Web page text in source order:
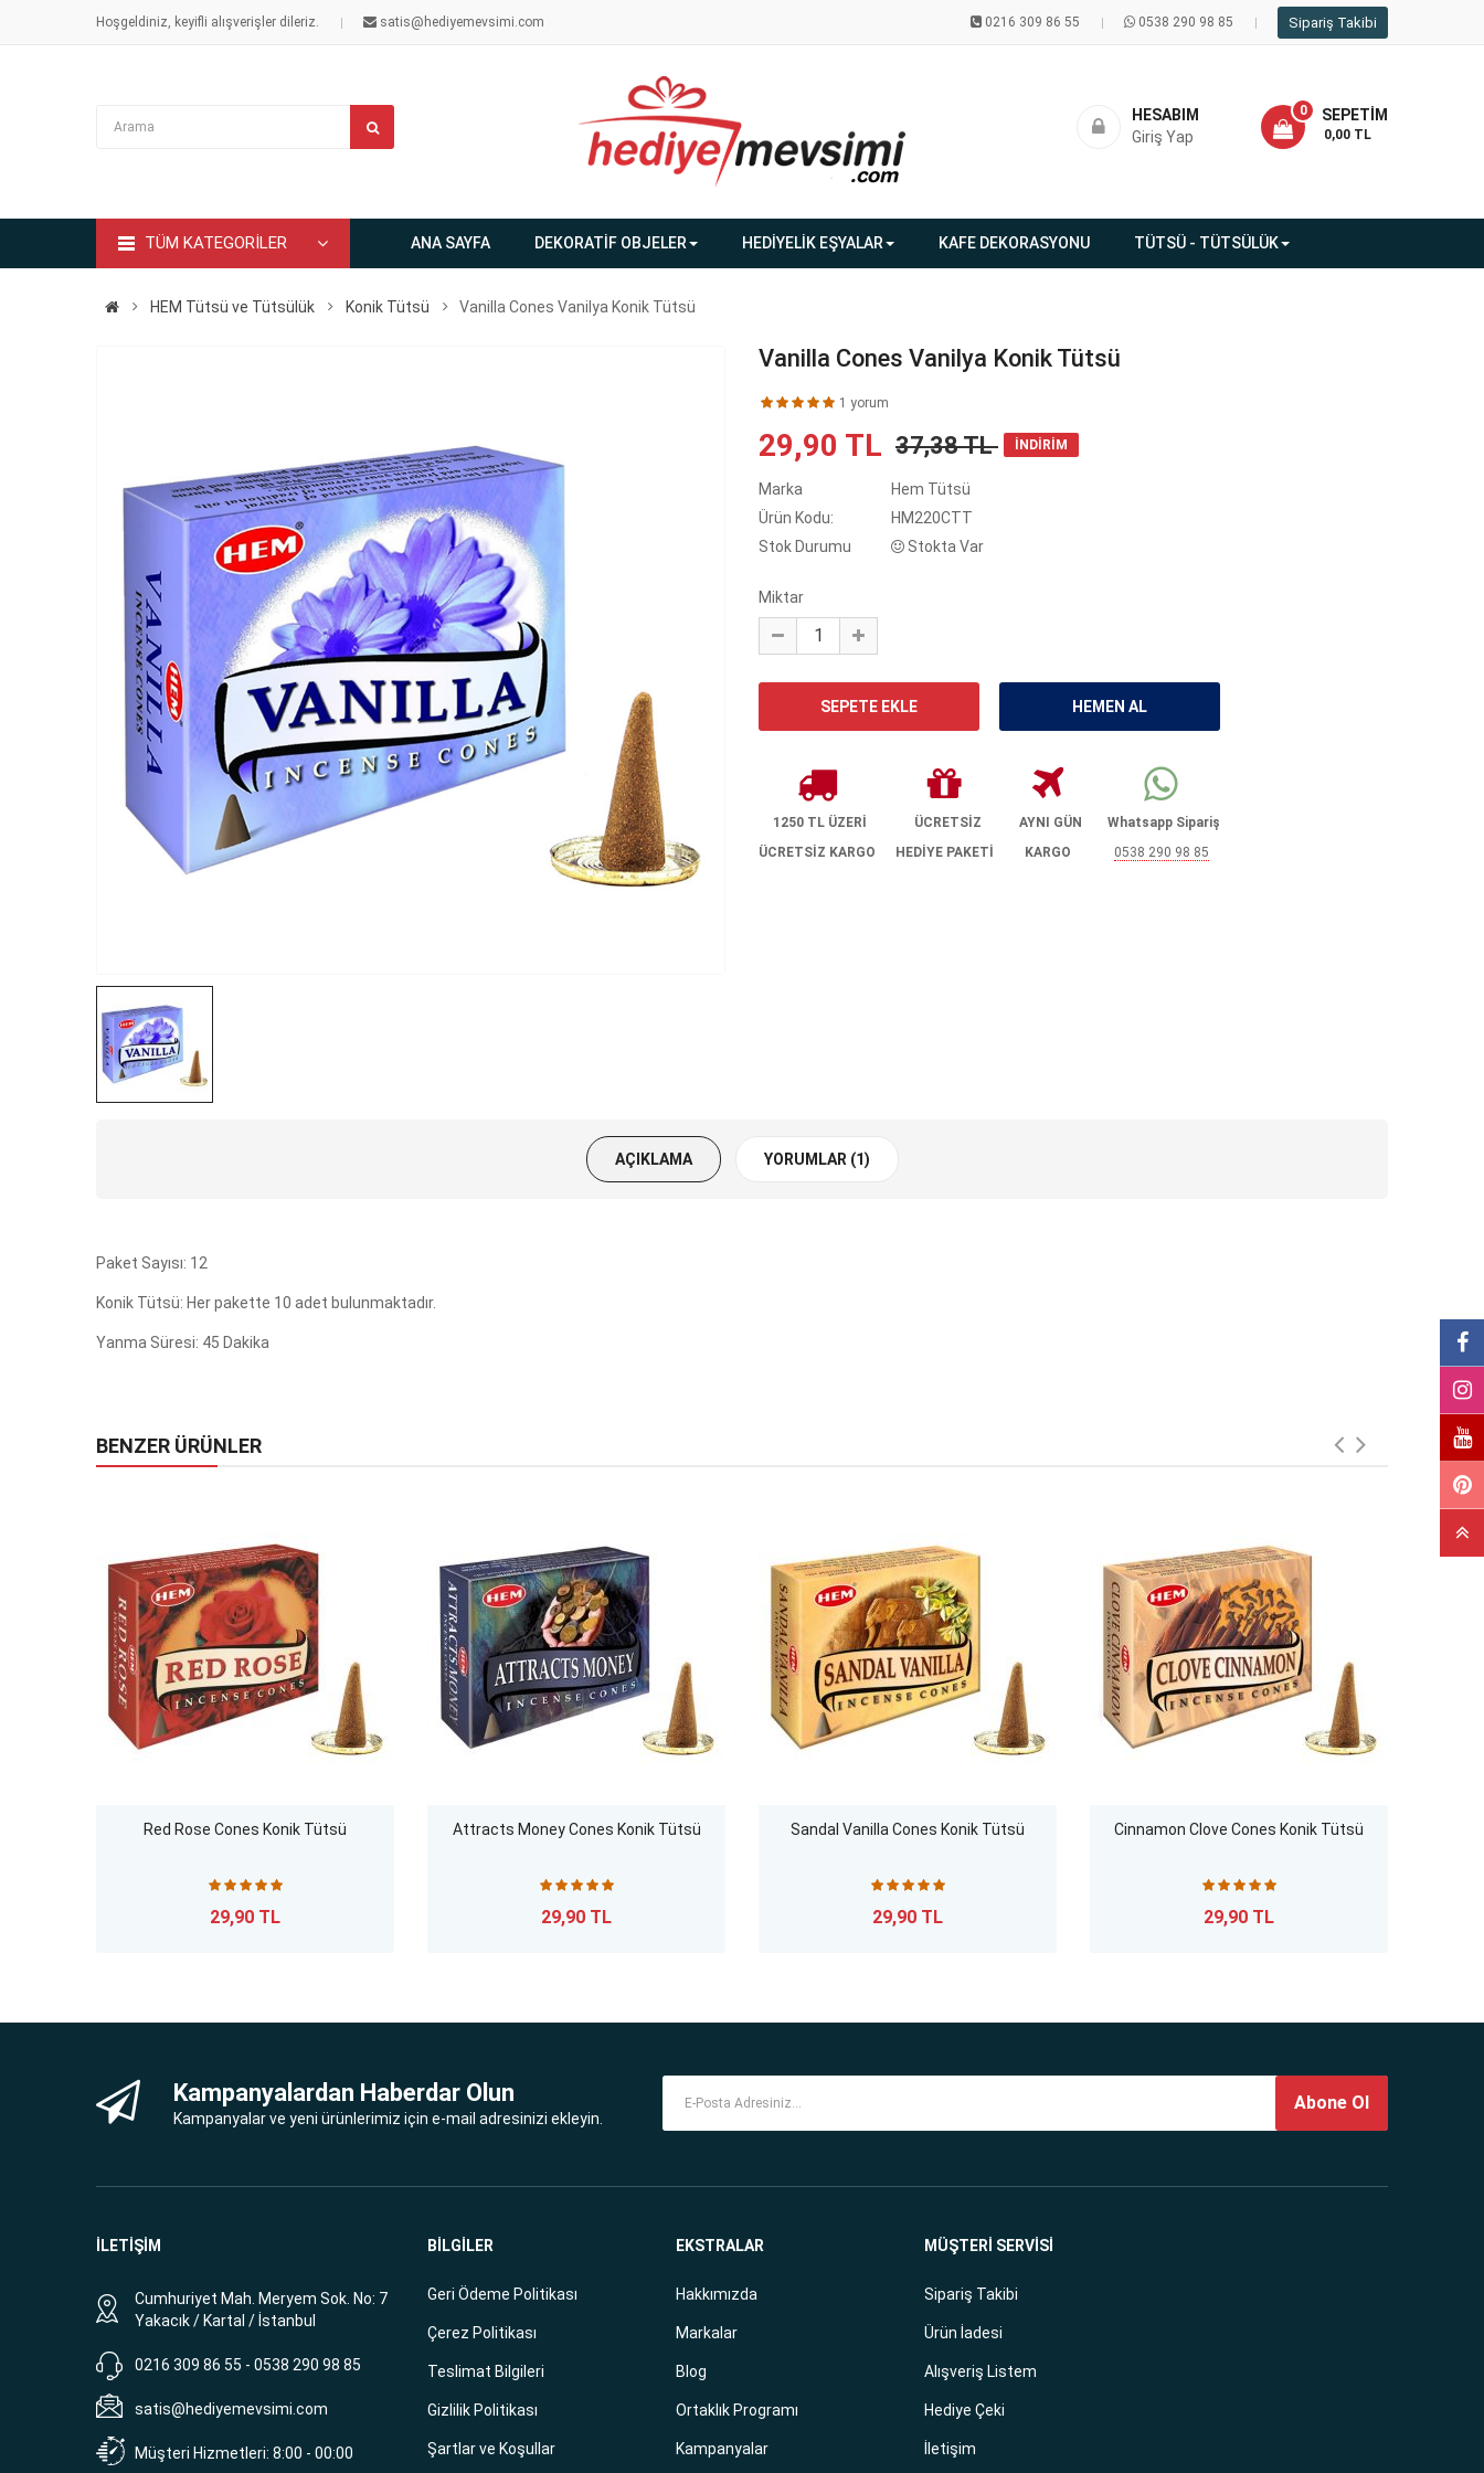
Hoşgeldiniz, keyifli alışverişler dileriz. satis@hediyemevsimi.com 0216 309 86 55 0538 290 98 85 Sipariş Takibi
SEPETIM
0
- 0,00 TL
HESABIM
Giriş Yap
TÜM KATEGORİLER ANA SAYFA DEKORATİF OBJELER HEDİYELİK EŞYALAR KAFE DEKORASYONU TÜTSÜ - TÜTSÜLÜK
HEM Tütsü ve Tütsülük Konik Tütsü Vanilla Cones Vanilya Konik Tütsü
Vanilla Cones Vanilya Konik Tütsü
1 yorum
29,90 TL 37,38 TL İNDİRİM
Marka
Hem Tütsü
Ürün Kodu:
HM220CTT
Stok Durumu
Stokta Var
Miktar
1250 TL ÜZERİ
ÜCRETSİZ KARGO
ÜCRETSİZ
HEDİYE PAKETİ
AYNI GÜN
KARGO
Whatsapp Sipariş
0538 290 98 85
AÇIKLAMA YORUMLAR (1)
Paket Sayısı: 12
Konik Tütsü: Her pakette 10 adet bulunmaktadır.
Yanma Süresi: 45 Dakika
BENZER ÜRÜNLER
Red Rose Cones Konik Tütsü
29,90 TL
Attracts Money Cones Konik Tütsü
29,90 TL
Sandal Vanilla Cones Konik Tütsü
29,90 TL
Cinnamon Clove Cones Konik Tütsü
29,90 TL
Kampanyalardan Haberdar Olun
Kampanyalar ve yeni ürünlerimiz için e-mail adresinizi ekleyin.
Abone Ol
İLETİŞİM
Cumhuriyet Mah. Meryem Sok. No: 7
Yakacık / Kartal / İstanbul
0216 309 86 55 - 0538 290 98 85
satis@hediyemevsimi.com
Müşteri Hizmetleri: 8:00 - 00:00
BİLGİLER
Geri Ödeme Politikası
Çerez Politikası
Teslimat Bilgileri
Gizlilik Politikası
Şartlar ve Koşullar
EKSTRALAR
Hakkımızda
Markalar
Blog
Ortaklık Programı
Kampanyalar
MÜŞTERİ SERVİSİ
Sipariş Takibi
Ürün İadesi
Alışveriş Listem
Hediye Çeki
İletişim